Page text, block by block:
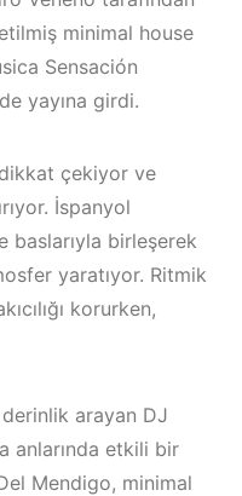
minimal house
Sensación
yayına girdi.
çekiyor ve
İspanyol
baslarıyla birleşerek
yaratıyor. Ritmik
korurken,
arayan DJ
anlarında etkili bir
Mendigo, minimal